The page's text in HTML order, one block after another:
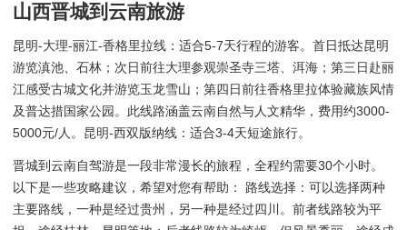
山西晋城到云南旅游
昆明-大理-丽江-香格里拉线：适合5-7天行程的游客。首日抵达昆明
游览滇池、石林；次日前往大理参观崇圣寺三塔、洱海；第三日赴丽
江感受古城文化并游览玉龙雪山；第四日前往香格里拉体验藏族风情
及普达措国家公园。此线路涵盖云南自然与人文精华，费用约3000-
5000元/人。昆明-西双版纳线：适合3-4天短途旅行。
晋城到云南自驾游是一段非常漫长的旅程，全程约需要30个小时。
以下是一些攻略建议，希望对您有帮助： 路线选择：可以选择两种
主要路线，一种是经过贵州，另一种是经过四川。前者线路较为平